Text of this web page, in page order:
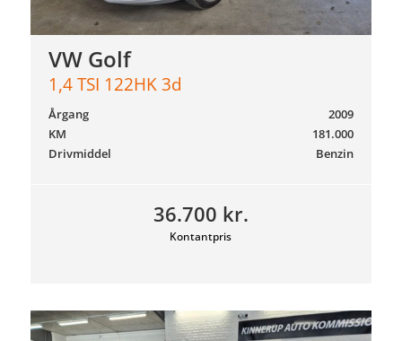
VW Golf
1,4 TSI 122HK 3d
36.700 kr.
Kontantpris
2009
Årgang
181.000
KM
Benzin
Drivmiddel